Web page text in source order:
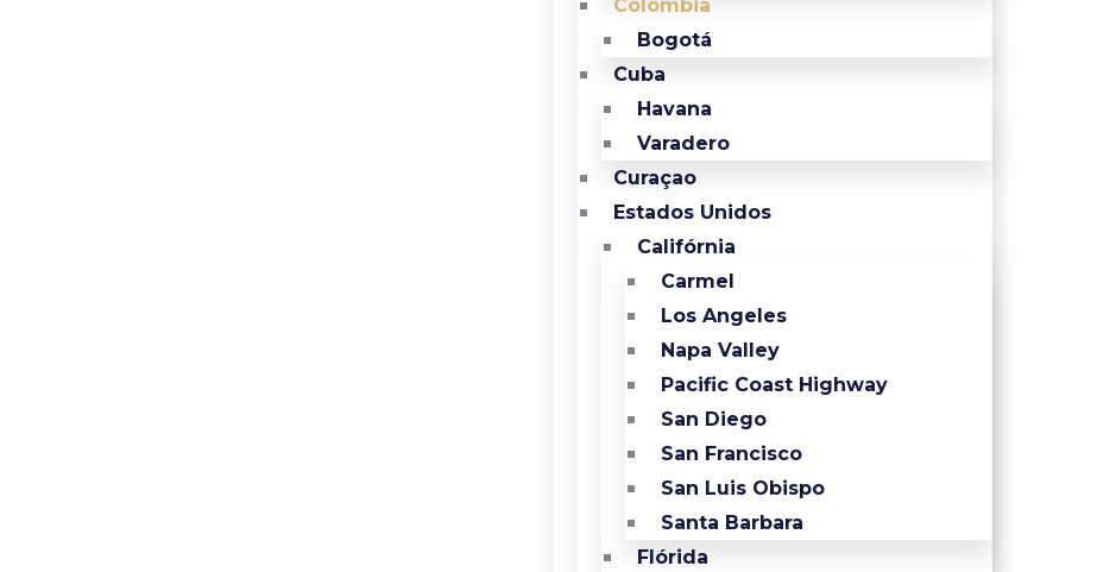
Colômbia
Bogotá
Cuba
Havana
Varadero
Curaçao
Estados Unidos
Califórnia
Carmel
Los Angeles
Napa Valley
Pacific Coast Highway
San Diego
San Francisco
San Luis Obispo
Santa Barbara
Flórida